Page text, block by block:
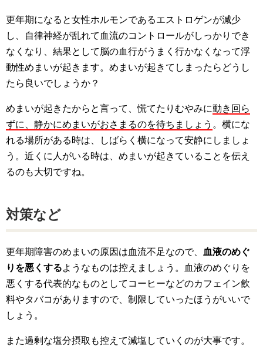
更年期になると女性ホルモンであるエストロゲンが減少
し、自律神経が乱れて血流のコントロールがしっかりでき
なくなり、結果として脳の血行がうまく行かなくなって浮
動性めまいが起きます。めまいが起きてしまったらどうし
たら良いでしょうか？
めまいが起きたからと言って、慌てたりむやみに動き回ら
ずに、静かにめまいがおさまるのを待ちましょう 。横にな
れる場所がある時は、しばらく横になって安静にしましょ
う。近くに人がいる時は、めまいが起きていることを伝え
るのも大切ですね。
対策など
更年期障害のめまいの原因は血流不足なので、
血液のめぐ
りを悪くするようなものは控えましょう。血液のめぐりを
悪くする代表的なものとしてコーヒーなどのカフェイン飲
料やタバコがありますので、制限していったほうがいいで
しょう。
また過剰な塩分摂取も控えて減塩していくのが大事です。